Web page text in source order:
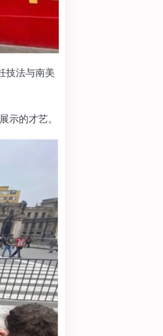
技法与南美
示的才艺。